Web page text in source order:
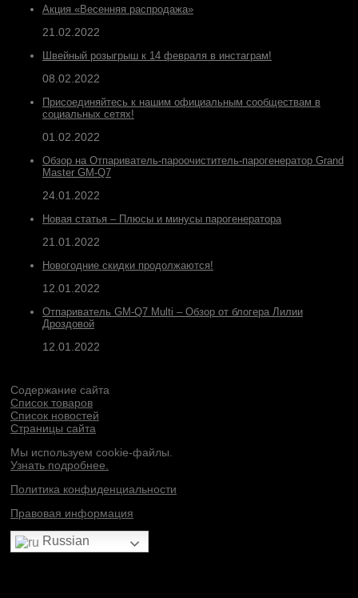
Акция «Весенняя распродажа»
21.02.2022
Швейный розыгрыш к 14 февраля в инстаграм!
08.02.2022
Присоединяйтесь к нашим официальным сообществам в
социальных сетях!
01.02.2022
Обзор на Отпариватель-пароочиститель-парогенератор Grand
Master GM-Q7
24.01.2022
Новая статья – Плюсы и минусы парогенератора
21.01.2022
Новогодние скидки продолжаются!
12.01.2022
Отпариватель GM-Q7 Multi – Обзор от блогера Лилии
Дроздовой
12.01.2022
Содержание сайта
Список товаров
Список новостей
Страницы сайта
Мы используем cookie-файлы.
Узнать подробнее.
Политика конфиденциальности
Правовая информация
Russian